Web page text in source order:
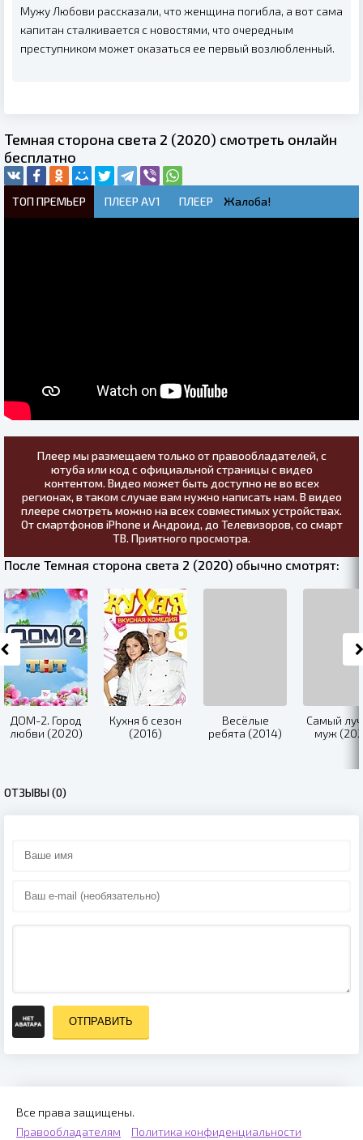
Мужу Любови рассказали, что женщина погибла, а вот сама
капитан сталкивается с новостями, что очередным
преступником может оказаться ее первый возлюбленный.
Темная сторона света 2 (2020) смотреть онлайн
бесплатно
ТОП ПРЕМЬЕР ПЛЕЕР AV1 ПЛЕЕР Жалоба!
Плеер мы размещаем только от правообладателей, с
ютуба или код с официальной страницы с видео
контентом. Видео может быть доступно не во всех
регионах, в таком случае вам нужно написать нам. В видео
плеере смотреть можно на всех совместимых устройствах.
От смартфонов iPhone и Андроид, до Телевизоров, со смарт
ТВ. Приятного просмотра.
После Темная сторона света 2 (2020) обычно смотрят:
ДОМ-2. Город
любви (2020)
Кухня 6 сезон
(2016)
Весёлые
ребята (2014)
Самый
муж
ОТЗЫВЫ (0)
ОТПРАВИТЬ
Все права защищены.
Правообладателям
Политика конфиденциальности